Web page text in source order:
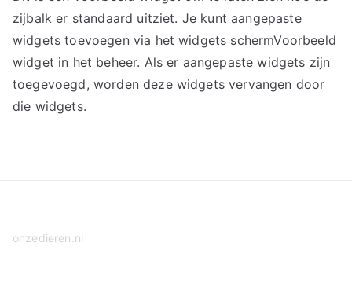
zijbalk er standaard uitziet. Je kunt aangepaste
widgets toevoegen via het widgets schermVoorbeeld
widget in het beheer. Als er aangepaste widgets zijn
toegevoegd, worden deze widgets vervangen door
die widgets.
onzedieren.nl